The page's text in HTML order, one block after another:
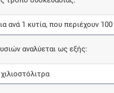
ανά 1 κυτία, που περιέχουν 100
αναλύεται ως εξής:
χιλιοστόλιτρα